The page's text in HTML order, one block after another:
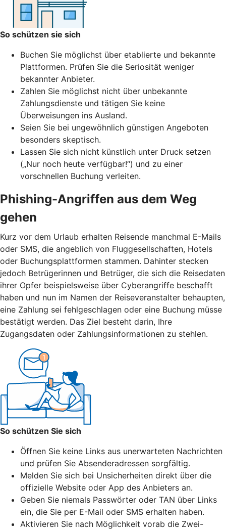
So schützen sie sich
Buchen Sie möglichst über etablierte und bekannte
Plattformen. Prüfen Sie die Seriosität weniger
bekannter Anbieter.
Zahlen Sie möglichst nicht über unbekannte
Zahlungsdienste und tätigen Sie keine
Überweisungen ins Ausland.
Seien Sie bei ungewöhnlich günstigen Angeboten
besonders skeptisch.
Lassen Sie sich nicht künstlich unter Druck setzen
(„Nur noch heute verfügbar!“) und zu einer
vorschnellen Buchung verleiten.
Phishing-Angriffen aus dem Weg
gehen
Kurz vor dem Urlaub erhalten Reisende manchmal E-Mails
oder SMS, die angeblich von Fluggesellschaften, Hotels
oder Buchungsplattformen stammen. Dahinter stecken
jedoch Betrügerinnen und Betrüger, die sich die Reisedaten
ihrer Opfer beispielsweise über Cyberangriffe beschafft
haben und nun im Namen der Reiseveranstalter behaupten,
eine Zahlung sei fehlgeschlagen oder eine Buchung müsse
bestätigt werden. Das Ziel besteht darin, Ihre
Zugangsdaten oder Zahlungsinformationen zu stehlen.
So schützen Sie sich
Öffnen Sie keine Links aus unerwarteten Nachrichten
und prüfen Sie Absenderadressen sorgfältig.
Melden Sie sich bei Unsicherheiten direkt über die
offizielle Website oder App des Anbieters an.
Geben Sie niemals Passwörter oder TAN über Links
ein, die Sie per E-Mail oder SMS erhalten haben.
Aktivieren Sie nach Möglichkeit vorab die Zwei-